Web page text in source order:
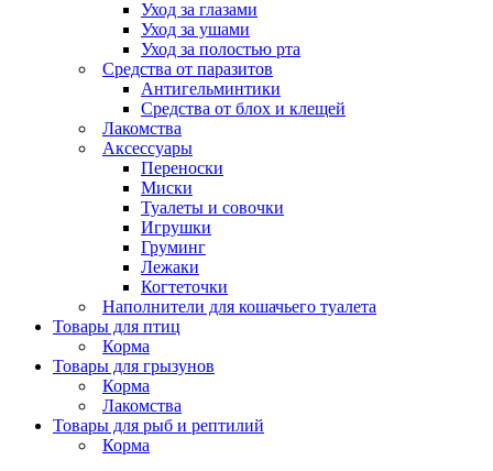
Уход за глазами
Уход за ушами
Уход за полостью рта
Средства от паразитов
Антигельминтики
Средства от блох и клещей
Лакомства
Аксессуары
Переноски
Миски
Туалеты и совочки
Игрушки
Груминг
Лежаки
Когтеточки
Наполнители для кошачьего туалета
Товары для птиц
Корма
Товары для грызунов
Корма
Лакомства
Товары для рыб и рептилий
Корма